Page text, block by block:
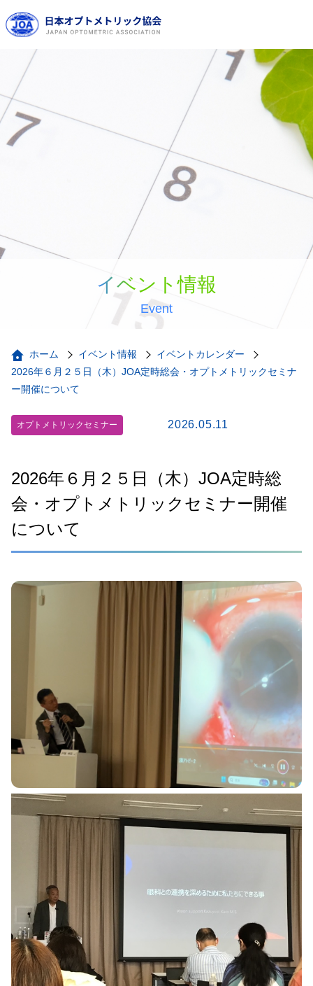
イベント情報
Event
ホーム イベント情報
イベントカレンダー
2026年６月２５日（木）JOA定時総会・オプトメトリックセミナ
ー開催について
オプトメトリックセミナー 2026.05.11
2026年６月２５日（木）JOA定時総
会・オプトメトリックセミナー開催
について